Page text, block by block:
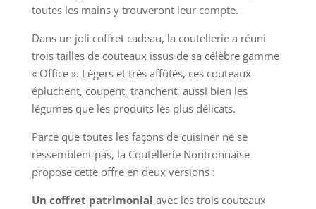
toutes les mains y trouveront leur compte.
Dans un joli coffret cadeau, la coutellerie a réuni
trois tailles de couteaux issus de sa célèbre gamme
« Office ». Légers et très affûtés, ces couteaux
épluchent, coupent, tranchent, aussi bien les
légumes que les produits les plus délicats.
Parce que toutes les façons de cuisiner ne se
ressemblent pas, la Coutellerie Nontronnaise
propose cette offre en deux versions :
Un coffret patrimonial avec les trois couteaux